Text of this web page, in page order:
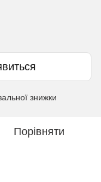
знижки
Порівняти